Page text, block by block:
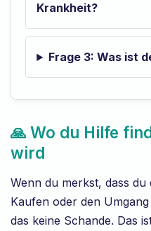
Krankheit?
Frage 3: Was ist
🙏 Wo du Hilfe
wird
Wenn du merkst, dass
Kaufen oder den
das keine Schande. Das